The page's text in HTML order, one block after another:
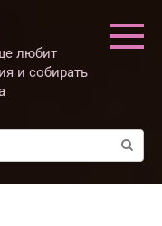
любит
и собирать